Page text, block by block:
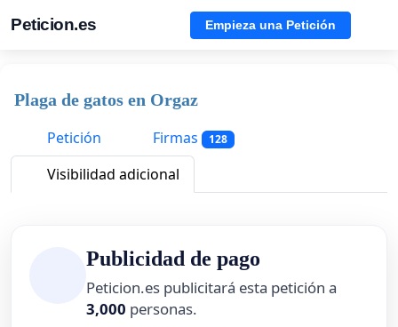
Peticion.es Empieza una Petición
Plaga de gatos en Orgaz
Petición
Firmas 128
Visibilidad adicional
Publicidad de pago
Peticion.es publicitará esta petición a
3,000 personas.